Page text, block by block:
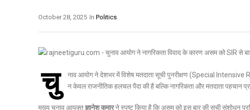
In Politics
October 28, 2025
चु
नाव आयोग ने देशभर में विशेष मतदाता सूची पुनरीक्षण (Special
न केवल राजनीतिक हलचल पैदा की है बल्कि नागरिकता और मतदाता पहचान
मुख्य चुनाव आयुक्तज्ञानेश कुमारने स्पष्ट किया है कि असम को इस बार की सूची संशोधन